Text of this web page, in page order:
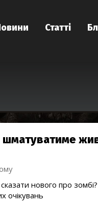
Статті
шматуватиме
нового про
очікувань